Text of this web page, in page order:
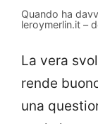
Quando ha
leroymerlin.it –
La vera
rende
una